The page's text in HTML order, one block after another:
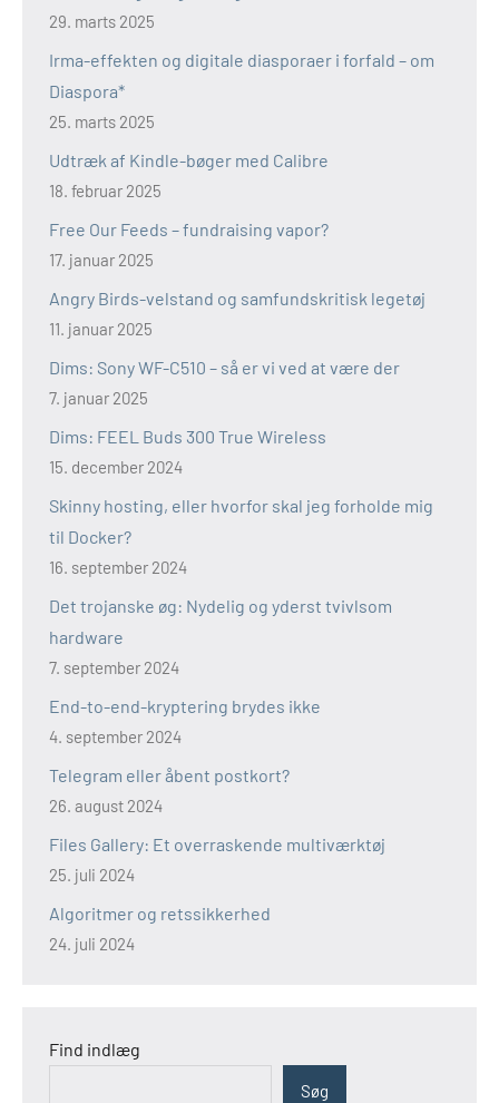
29. marts 2025
Irma-effekten og digitale diasporaer i forfald – om
Diaspora*
25. marts 2025
Udtræk af Kindle-bøger med Calibre
18. februar 2025
Free Our Feeds – fundraising vapor?
17. januar 2025
Angry Birds-velstand og samfundskritisk legetøj
11. januar 2025
Dims: Sony WF-C510 – så er vi ved at være der
7. januar 2025
Dims: FEEL Buds 300 True Wireless
15. december 2024
Skinny hosting, eller hvorfor skal jeg forholde mig
til Docker?
16. september 2024
Det trojanske øg: Nydelig og yderst tvivlsom
hardware
7. september 2024
End-to-end-kryptering brydes ikke
4. september 2024
Telegram eller åbent postkort?
26. august 2024
Files Gallery: Et overraskende multiværktøj
25. juli 2024
Algoritmer og retssikkerhed
24. juli 2024
Find indlæg
Søg